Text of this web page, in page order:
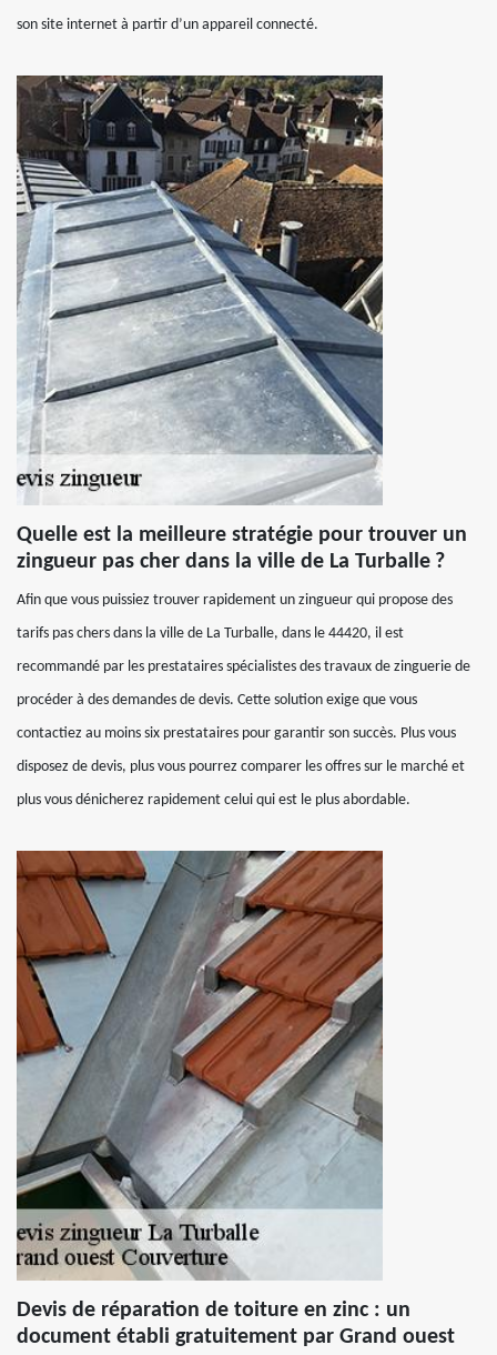
son site internet à partir d’un appareil connecté.
Quelle est la meilleure stratégie pour trouver un
zingueur pas cher dans la ville de La Turballe ?
Afin que vous puissiez trouver rapidement un zingueur qui propose des
tarifs pas chers dans la ville de La Turballe, dans le 44420, il est
recommandé par les prestataires spécialistes des travaux de zinguerie de
procéder à des demandes de devis. Cette solution exige que vous
contactiez au moins six prestataires pour garantir son succès. Plus vous
disposez de devis, plus vous pourrez comparer les offres sur le marché et
plus vous dénicherez rapidement celui qui est le plus abordable.
Devis de réparation de toiture en zinc : un
document établi gratuitement par Grand ouest